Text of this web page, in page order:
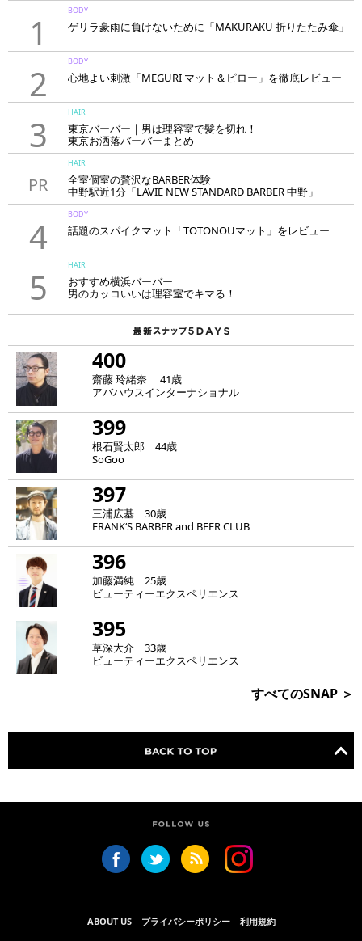
1
BODY
ゲリラ豪雨に負けないために「MAKURAKU 折りたたみ傘」
2
BODY
心地よい刺激「MEGURI マット＆ピロー」を徹底レビュー
3
HAIR
東京バーバー｜男は理容室で髪を切れ！
東京お洒落バーバーまとめ
PR
HAIR
全室個室の贅沢なBARBER体験
中野駅近1分「LAVIE NEW STANDARD BARBER 中野」
4
BODY
話題のスパイクマット「TOTONOUマット」をレビュー
5
HAIR
おすすめ横浜バーバー
男のカッコいいは理容室でキマる！
400
齋藤 玲緒奈 41歳
アバハウスインターナショナル
399
根石賢太郎 44歳
SoGoo
397
三浦広基 30歳
FRANK‘S BARBER and BEER CLUB
396
加藤満純 25歳
ビューティーエクスペリエンス
395
草深大介 33歳
ビューティーエクスペリエンス
すべてのSNAP ＞
ABOUT US プライバシーポリシー 利用規約